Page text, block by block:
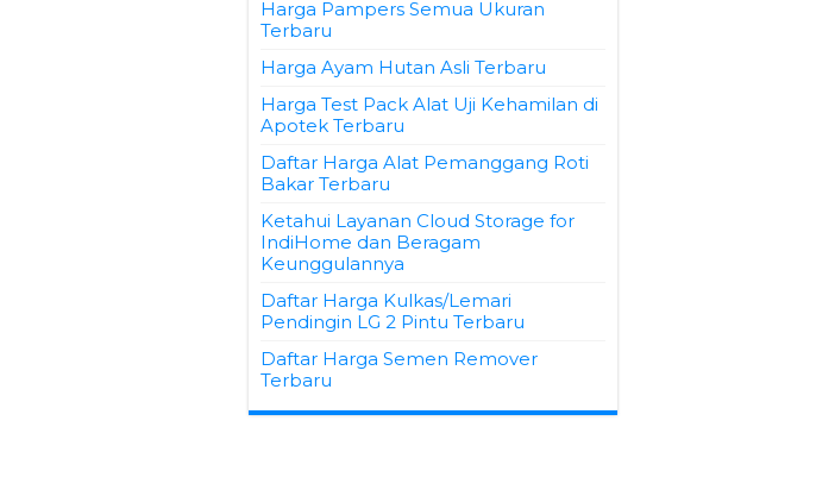
Harga Pampers Semua Ukuran
Terbaru
Harga Ayam Hutan Asli Terbaru
Harga Test Pack Alat Uji Kehamilan di
Apotek Terbaru
Daftar Harga Alat Pemanggang Roti
Bakar Terbaru
Ketahui Layanan Cloud Storage for
IndiHome dan Beragam
Keunggulannya
Daftar Harga Kulkas/Lemari
Pendingin LG 2 Pintu Terbaru
Daftar Harga Semen Remover
Terbaru